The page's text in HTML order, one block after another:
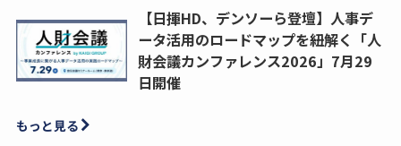
【日揮HD、デンソーら登壇】人事デ
ータ活用のロードマップを紐解く「人
財会議カンファレンス2026」7月29
日開催
もっと見る